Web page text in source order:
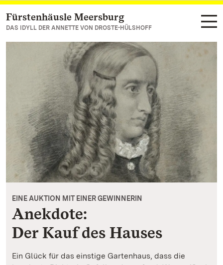
Zum Hauptinhalt springen
Fürstenhäusle Meersburg
DAS IDYLL DER ANNETTE VON DROSTE-HÜLSHOFF
EINE AUKTION MIT EINER GEWINNERIN
Anekdote:
Der Kauf des Hauses
Ein Glück für das einstige Gartenhaus, dass die